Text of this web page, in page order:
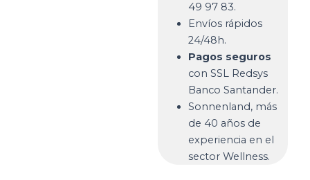
49 97 83.
Envíos rápidos
24/48h.
Pagos seguros
con SSL Redsys
Banco Santander.
Sonnenland, más
de 40 años de
experiencia en el
sector Wellness.